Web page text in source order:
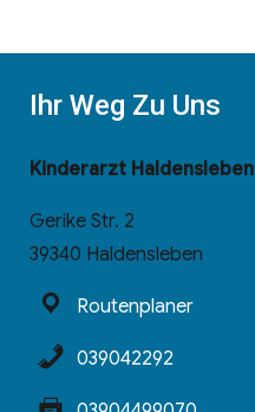
Ihr Weg Zu Uns
Kinderarzt Haldensleben
Gerike Str. 2
39340 Haldensleben
Routenplaner
039042292